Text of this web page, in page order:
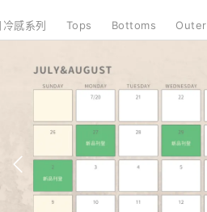
冷感系列 Tops Bottoms Outer